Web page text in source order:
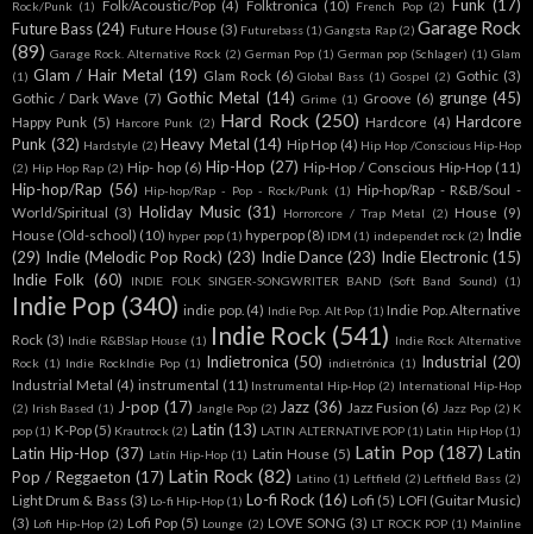
Rock/Punk (1) Folk/Acoustic/Pop (4) Folktronica (10) French Pop (2) Funk (17)
Future Bass (24) Future House (3) Futurebass (1) Gangsta Rap (2) Garage Rock
(89) Garage Rock. Alternative Rock (2) German Pop (1) German pop (Schlager) (1) Glam
(1) Glam / Hair Metal (19) Glam Rock (6) Global Bass (1) Gospel (2) Gothic (3)
Gothic / Dark Wave (7) Gothic Metal (14) Grime (1) Groove (6) grunge (45)
Happy Punk (5) Harcore Punk (2) Hard Rock (250) Hardcore (4) Hardcore
Punk (32) Hardstyle (2) Heavy Metal (14) Hip Hop (4) Hip Hop /Conscious Hip-Hop
(2) Hip Hop Rap (2) Hip- hop (6) Hip-Hop (27) Hip-Hop / Conscious Hip-Hop (11)
Hip-hop/Rap (56) Hip-hop/Rap - Pop - Rock/Punk (1) Hip-hop/Rap - R&B/Soul -
World/Spiritual (3) Holiday Music (31) Horrorcore / Trap Metal (2) House (9)
House (Old-school) (10) hyper pop (1) hyperpop (8) IDM (1) independet rock (2) Indie
(29) Indie (Melodic Pop Rock) (23) Indie Dance (23) Indie Electronic (15)
Indie Folk (60) INDIE FOLK SINGER-SONGWRITER BAND (Soft Band Sound) (1)
Indie Pop (340) indie pop. (4) Indie Pop. Alt Pop (1) Indie Pop. Alternative
Rock (3) Indie R&BSlap House (1) Indie Rock (541) Indie Rock Alternative
Rock (1) Indie RockIndie Pop (1) Indietronica (50) indietrónica (1) Industrial (20)
Industrial Metal (4) instrumental (11) Instrumental Hip-Hop (2) International Hip-Hop
(2) Irish Based (1) J-pop (17) Jangle Pop (2) Jazz (36) Jazz Fusion (6) Jazz Pop (2) K
pop (1) K-Pop (5) Krautrock (2) Latin (13) LATIN ALTERNATIVE POP (1) Latin Hip Hop (1)
Latin Hip-Hop (37) Latín Hip-Hop (1) Latin House (5) Latin Pop (187) Latin
Pop / Reggaeton (17) Latin Rock (82) Latino (1) Leftfield (2) Leftfield Bass (2)
Light Drum & Bass (3) Lo-fi Hip-Hop (1) Lo-fi Rock (16) Lofi (5) LOFI (Guitar Music)
(3) Lofi Hip-Hop (2) Lofi Pop (5) Lounge (2) LOVE SONG (3) LT ROCK POP (1) Mainline